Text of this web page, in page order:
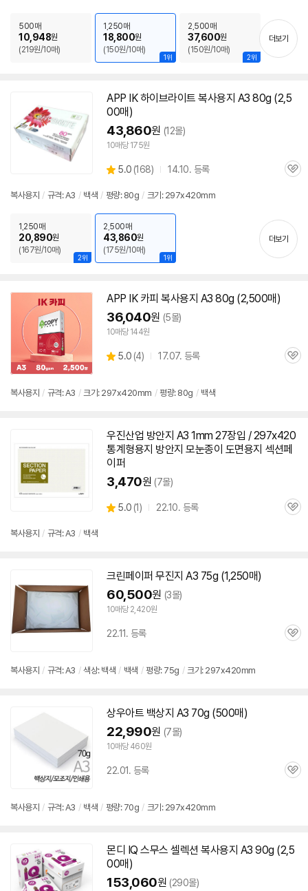
뷰
500매
10,948원
(219원/10매)
1위
1,250매
18,800원
(150원/10매)
2위
2,500매
37,600원
(150원/10매)
더보기
APP IK 하이브라이트 복사용지 A3 80g (2,5
00매)
43,860원 (12몰)
10매당 175원
별
점
5.0 (상
리
뷰
168) 14.10. 등록
관
복사용지 / 규격:A3 / 백색 / 평량: 80g / 크기: 297x420mm
2위
1,250매
20,890원
(167원/10매)
1위
2,500매
43,860원
(175원/10매)
더보기
APP IK 카피 복사용지 A3 80g (2,500매)
36,040원 (5몰)
10매당 144원
별
5.0 (상
4) 17.07. 등록
관
복사용지 / 규격:A3 / 크기: 297x420mm / 평량: 80g / 백색
우진산업 방안지 A3 1mm 27장입 / 297x420
통계형용지 방안지 모눈종이 도면용지 섹션페
이퍼
3,470원 (7몰)
별
5.0 (상
1) 22.10. 등록
관
복사용지 / 규격:A3 / 백색
크린페이퍼 무진지 A3 75g (1,250매)
60,500원 (3몰)
10매당 2,420원
22.11. 등록
관
복사용지 / 규격:A3 / 색상: 백색 / 백색 / 평량: 75g / 크기: 297x420mm
상우아트 백상지 A3 70g (500매)
22,990원 (7몰)
10매당 460원
22.01. 등록
관
복사용지 / 규격:A3 / 백색 / 평량: 70g / 크기: 297x420mm
몬디 IQ 스무스 셀렉션 복사용지 A3 90g (2,5
00매)
153,060원 (290몰)